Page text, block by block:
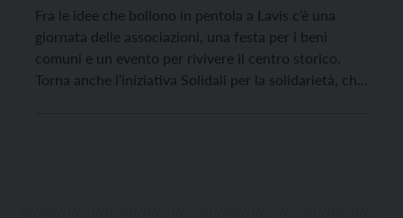
Fra le idee che bollono in pentola a Lavis c’è una
giornata delle associazioni, una festa per i beni
comuni e un evento per rivivere il centro storico.
Torna anche l’iniziativa Solidali per la solidarietà, che